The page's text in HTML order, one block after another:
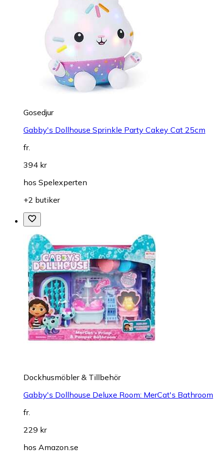
Gosedjur
Gabby's Dollhouse Sprinkle Party Cakey Cat 25cm
fr.
394 kr
hos Spelexperten
+2 butiker
Dockhusmöbler & Tillbehör
Gabby's Dollhouse Deluxe Room: MerCat's Bathroom
fr.
229 kr
hos Amazon.se